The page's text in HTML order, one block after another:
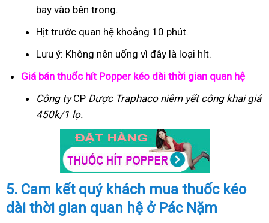
bay vào bên trong.
Hịt trước quan hệ khoảng 10 phút.
Lưu ý: Không nên uống vì đây là loại hít.
Giá bán thuốc hít Popper kéo dài thời gian quan hệ
Công tyCP Dược Traphaconiêm yết công khai giá
450k/1 lọ.
5. Cam kết quý khách mua thuốc kéo
dài thời gian quan hệ ở Pác Nặm